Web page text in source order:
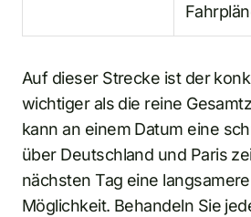
Auf dieser Strecke ist der
wichtiger als die reine
kann an einem Datum eine
über Deutschland und Paris
nächsten Tag eine
Möglichkeit. Behandeln Sie